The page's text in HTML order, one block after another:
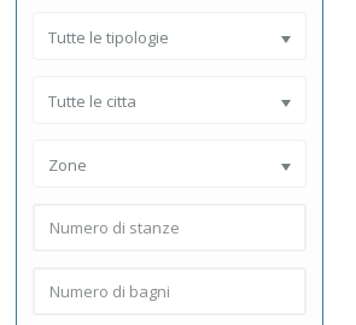
Tutte le tipologie
Tutte le citta
Zone